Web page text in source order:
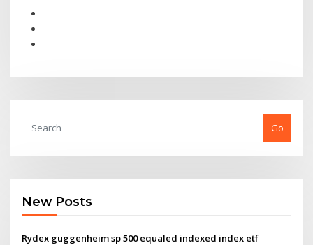
Go
New Posts
Rydex guggenheim sp 500 equaled indexed index etf